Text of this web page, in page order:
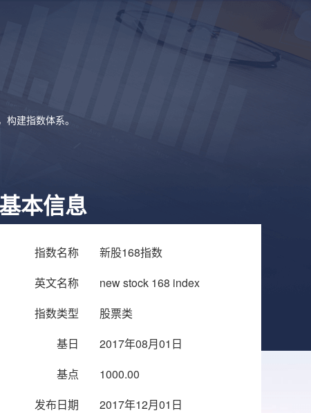
建指数体系。
本信息
指数名称
新股168指数
英文名称
new stock 168 index
指数类型
股票类
基日
2017年08月01日
基点
1000.00
发布日期
2017年12月01日